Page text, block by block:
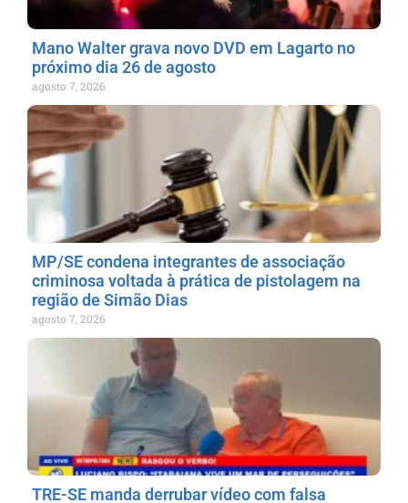
Mano Walter grava novo DVD em Lagarto no
próximo dia 26 de agosto
agosto 7, 2026
MP/SE condena integrantes de associação
criminosa voltada à prática de pistolagem na
região de Simão Dias
agosto 7, 2026
TRE-SE manda derrubar vídeo com falsa